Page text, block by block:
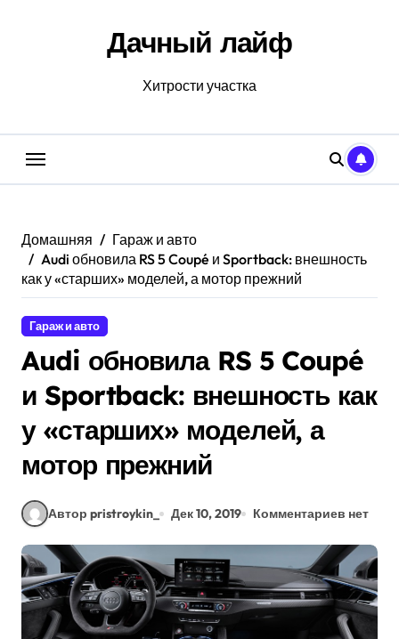
Дачный лайф
Хитрости участка
Домашняя
Гараж и авто
Audi обновила RS 5 Coupé и Sportback: внешность
как у «старших» моделей, а мотор прежний
Гараж и авто
Audi обновила RS 5 Coupé
и Sportback: внешность как
у «старших» моделей, а
мотор прежний
Автор pristroykin_ Дек 10, 2019 Комментариев нет